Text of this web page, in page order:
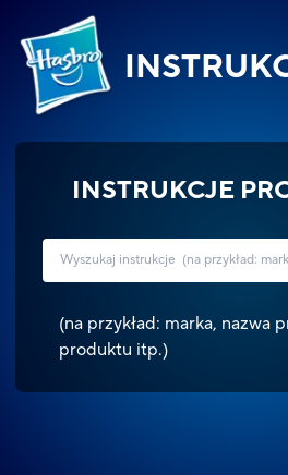
INSTRUKCJE
(na przykład: marka, nazwa
produktu itp.)